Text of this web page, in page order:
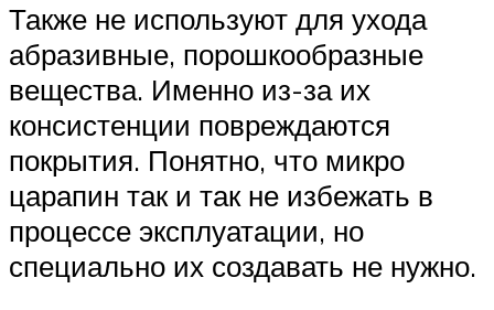
Также не используют для ухода
абразивные, порошкообразные
вещества. Именно из-за их
консистенции повреждаются
покрытия. Понятно, что микро
царапин так и так не избежать в
процессе эксплуатации, но
специально их создавать не нужно.